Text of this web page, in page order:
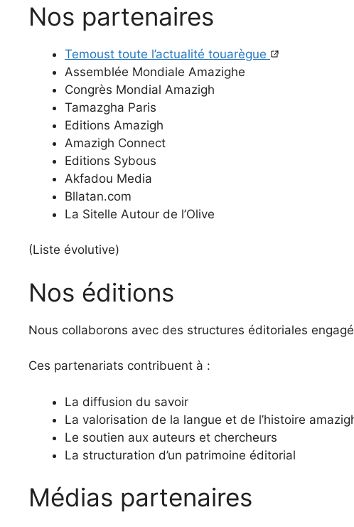
Nos partenaires
Temoust toute l’actualité touarègue
Assemblée Mondiale Amazighe
Congrès Mondial Amazigh
Tamazgha Paris
Editions Amazigh
Amazigh Connect
Editions Sybous
Akfadou Media
Bllatan.com
La Sitelle Autour de l’Olive
(Liste évolutive)
Nos éditions
Nous collaborons avec des structures éditoriales
Ces partenariats contribuent à :
La diffusion du savoir
La valorisation de la langue et de l’histoire
Le soutien aux auteurs et chercheurs
La structuration d’un patrimoine éditorial
Médias partenaires